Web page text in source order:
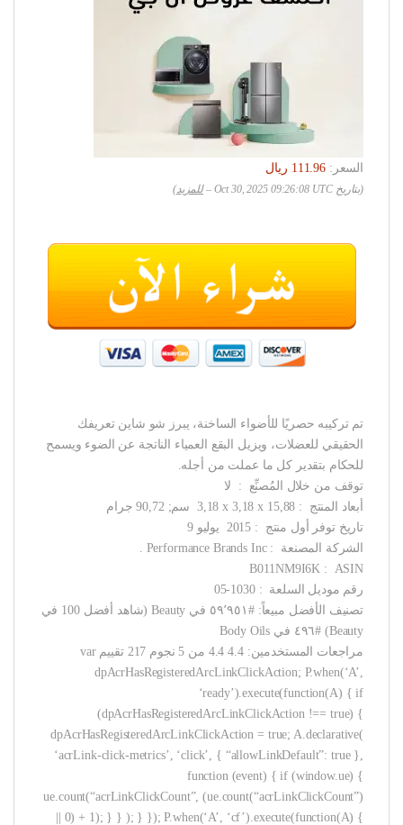
السعر:
‏111.96 ريال
(بتاريخ Oct 30, 2025 09:26:08 UTC – للمزيد)
تم تركيبه حصريًا للأضواء الساخنة، يبرز شو شاين تعريفك
الحقيقي للعضلات، ويزيل البقع العمياء الناتجة عن الضوء ويسمح
للحكام بتقدير كل ما عملت من أجله.
توقف من خلال المُصنِّع ‏ : ‎ لا
أبعاد المنتج ‏ : ‎ 3,18 x 3,18 x 15,88 سم; 90,72 جرام
تاريخ توفر أول منتج ‏ : ‎ 2015 يوليو 9
الشركة المصنعة ‏ : ‎ Performance Brands Inc.
ASIN ‏ : ‎ B011NM9I6K
رقم موديل السلعة ‏ : ‎ 05-1030
تصنيف الأفضل مبيعاً: #٥٩٬٩٥١ في Beauty (شاهد أفضل 100 في
Beauty) #٤٩٦ في Body Oils
مراجعات المستخدمين: 4.4 4.4 من 5 نجوم 217 تقييم var
dpAcrHasRegisteredArcLinkClickAction; P.when(‘A’,
‘ready’).execute(function(A) { if
(dpAcrHasRegisteredArcLinkClickAction !== true) {
dpAcrHasRegisteredArcLinkClickAction = true; A.declarative(
‘acrLink-click-metrics’, ‘click’, { “allowLinkDefault”: true },
function (event) { if (window.ue) {
ue.count(“acrLinkClickCount”, (ue.count(“acrLinkClickCount”)
|| 0) + 1); } } ); } }); P.when(‘A’, ‘cf’).execute(function(A) {